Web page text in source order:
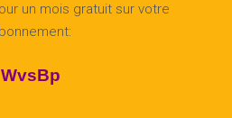
un mois gratuit sur votre
WvsBp